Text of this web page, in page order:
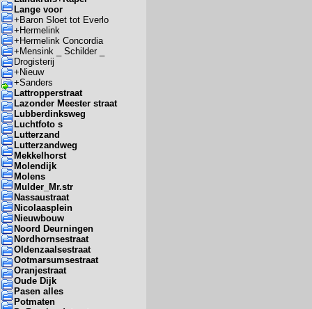
Lange voor
+ Baron Sloet tot Everlo
+ Hermelink
+ Hermelink Concordia
+ Mensink _ Schilder _
Drogisterij
+ Nieuw
+Sanders
Lattropperstraat
Lazonder Meester straat
Lubberdinksweg
Luchtfoto s
Lutterzand
Lutterzandweg
Mekkelhorst
Molendijk
Molens
Mulder_Mr.str
Nassaustraat
Nicolaasplein
Nieuwbouw
Noord Deurningen
Nordhornsestraat
Oldenzaalsestraat
Ootmarsumsestraat
Oranjestraat
Oude Dijk
Pasen alles
Potmaten